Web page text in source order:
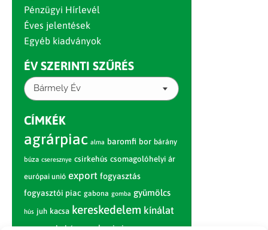
Pénzügyi Hírlevél
Éves jelentések
Egyéb kiadványok
ÉV SZERINTI SZŰRÉS
Bármely Év
CÍMKÉK
agrárpiac alma baromfi bor bárány
búza cseresznye csirkehús csomagolóhelyi ár
európai unió export fogyasztás
fogyasztói piac gabona gomba gyümölcs
hús juh kacsa kereskedelem kínálat